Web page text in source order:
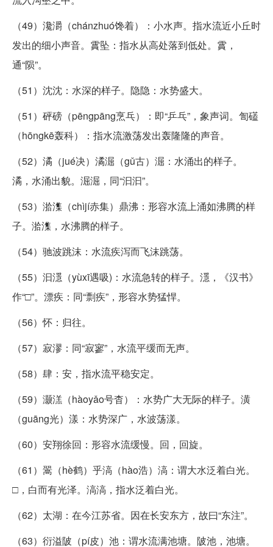
（49）瀺灂（chánzhuó馋着）：小水声。指水流近小丘时
发出的细小声音。霣坠：指水从高处落到低处。霣，
通“陨”。
（51）沈沈：水深的样子。隐隐：水势盛大。
（51）砰磅（pēngpāng烹乓）：即“乒乓”，象声词。訇礚
（hōngkē轰科）：指水流激荡发出轰隆隆的声音。
（52）潏（jué决）潏淈（gǔ古）淈：水涌出的样子。
潏，水涌出貌。淈淈，同“汩汩”。
（53）湁潗（chìjí赤集）鼎沸：形容水流上涌如沸腾的样
子。湁潗，水沸腾的样子。
（54）驰波跳沫：水流疾泻而飞沫跳荡。
（55）汩濦（yùxī遇吸)：水流急转的样子。濦，《汉书》
作“□”。漂疾：同“剽疾”，形容水势猛悍。
（56）怀：归往。
（57）寂漻：同“寂寥”，水流平缓而无声。
（58）肆：安，指水流平稳安定。
（59）灏溔（hàoyǎo号杳）：水势广大无际的样子。潢
（guāng光）漾：水势深广，水波荡漾。
（60）安翔徐回：形容水流缓慢。回，回旋。
（61）翯（hè鹤）乎滈（hào浩）滈：谓大水泛着白光。
□，白而有光泽。滈滈，指水泛着白光。
（62）太湖：在今江苏省。因在长安东方，故曰“东注”。
（63）衍溢陂（pí皮）池：谓水流满池塘。陂池，池塘。